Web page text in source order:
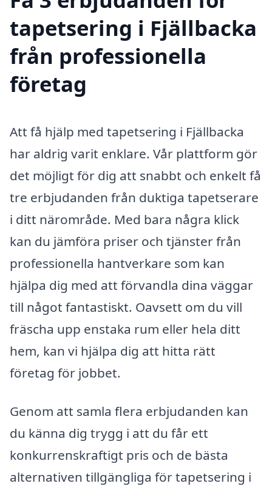
tapetsering i Fjällbacka
från professionella
företag
Att få hjälp med tapetsering i Fjällbacka
har aldrig varit enklare. Vår plattform gör
det möjligt för dig att snabbt och enkelt få
tre erbjudanden från duktiga tapetserare
i ditt närområde. Med bara några klick
kan du jämföra priser och tjänster från
professionella hantverkare som kan
hjälpa dig med att förvandla dina väggar
till något fantastiskt. Oavsett om du vill
fräscha upp enstaka rum eller hela ditt
hem, kan vi hjälpa dig att hitta rätt
företag för jobbet.
Genom att samla flera erbjudanden kan
du känna dig trygg i att du får ett
konkurrenskraftigt pris och de bästa
alternativen tillgängliga för tapetsering i